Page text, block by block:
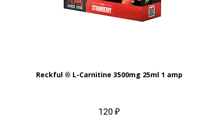
Reckful ® L-Carnitine 3500mg 25ml 1 amp
120 ₽